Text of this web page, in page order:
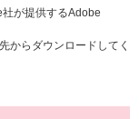
が提供するAdobe
からダウンロードしてく